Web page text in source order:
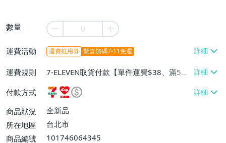
數量
運費活動 運費抵用券 驚喜加碼7-11免運
運費規則
7-ELEVEN取貨付款【單件運費$38、滿5件
或消費滿$1298免運費】、7-ELEVEN取貨
不付款【免運費】、萊爾富取貨付款【單件
運費$60、滿5件或消費滿$1298免運
費】、宅配/貨運【單件運費$120、滿5件
付款方式
商品狀況
全新品
所在地區
台北市
商品編號
101746064345